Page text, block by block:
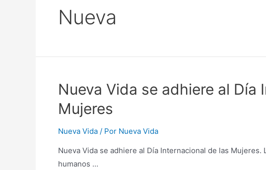
Nueva
Nueva Vida se adhiere al Día
Mujeres
Nueva Vida / Por Nueva Vida
Nueva Vida se adhiere al Día Internacional de las
humanos …